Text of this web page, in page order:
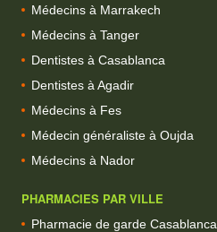
Médecins à Marrakech
Médecins à Tanger
Dentistes à Casablanca
Dentistes à Agadir
Médecins à Fes
Médecin généraliste à Oujda
Médecins à Nador
PHARMACIES PAR VILLE
Pharmacie de garde Casablanca